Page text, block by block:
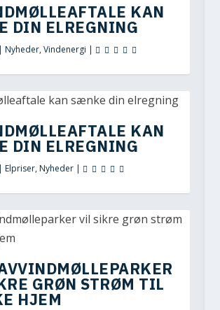
KAN
DIN ELREGNING
Nyheder,Vindenergi |
KAN
DIN ELREGNING
Elpriser,Nyheder|
GRØN STRØM TIL
HJEM